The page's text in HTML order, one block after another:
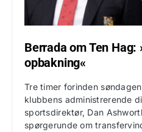
Berrada om Ten
opbakning«
Tre timer forinden
klubbens administrerende
sportsdirektør, Dan
spørgerunde om